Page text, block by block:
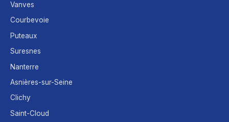
Vanves
Courbevoie
Puteaux
Suresnes
Nanterre
Asnières-sur-Seine
Clichy
Saint-Cloud